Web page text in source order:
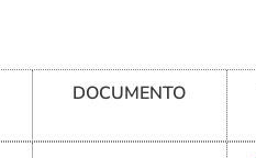
DOCUMENTO